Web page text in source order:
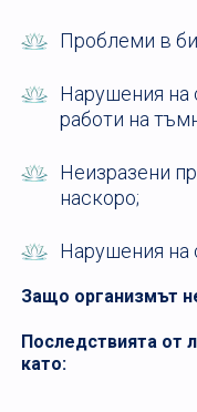
Проблеми в
Нарушения на
работи на
Неизразени
наскоро;
Нарушения на
Защо организмът
Последствията от
като: